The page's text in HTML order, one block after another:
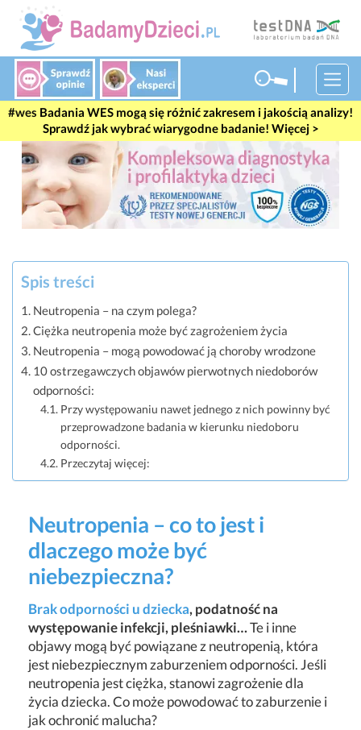
#wes Badania WES mogą się różnić zakresem i jakością analizy!
Sprawdź jak wybrać wiarygodne badanie! Więcej >
Neutropenia – co to jest i
dlaczego może być
niebezpieczna?
Brak odporności u dziecka, podatność na
występowanie infekcji, pleśniawki…Te i inne
objawy mogą być powiązane z neutropenią, która
jest niebezpiecznym zaburzeniem odporności. Jeśli
neutropenia jest ciężka, stanowi zagrożenie dla
życia dziecka. Co może powodować to zaburzenie i
jak ochronić malucha?
Spis treści
Neutropenia – na czym polega?
Ciężka neutropenia może być zagrożeniem życia
Neutropenia – mogą powodować ją choroby wrodzone
10 ostrzegawczych objawów pierwotnych niedoborów
odporności:
Przy występowaniu nawet jednego z nich powinny być
przeprowadzone badania w kierunku niedoboru
odporności.
Przeczytaj więcej: